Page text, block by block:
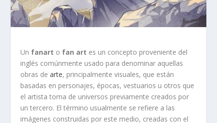
Un fanart o fan art es un concepto proveniente del
inglés comúnmente usado para denominar aquellas
obras dearte, principalmente visuales, que están
basadas en personajes, épocas, vestuarios u otros que
el artista toma de universos previamente creados por
un tercero. El término usualmente se refiere a las
imágenes construidas por este medio, creadas con el